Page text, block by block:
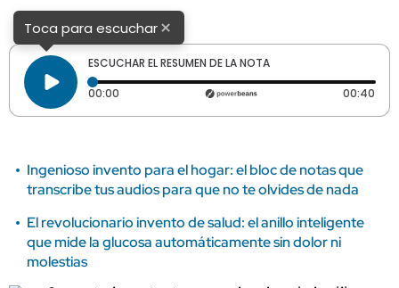
Toca para escuchar×
ESCUCHAR EL RESUMEN DE LA NOTA
00:00 Tiempo transcurrido: 0 segundos 00:40
Ingenioso invento para el hogar: el bloc de notas que
transcribe tus audios para que no te olvides de nada
El revolucionario invento de salud: el anillo inteligente
que mide la glucosa automáticamente sin dolor ni
molestias